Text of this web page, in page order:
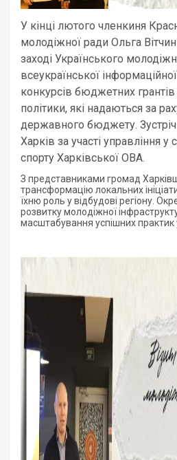
У кінці лютого членкиня
молодіжної ради Ольга
заході Українського
всеукраїнської
конкурсів бюджетних
полiтики, якi надаються за
державного бюджету. Зустріч
Харків за участі управління у
спорту Харківської ОВА.
З представниками громад
трансформацію локальних
їхню роль у відбудові регіону.
розвитку молодіжної
масштабування успішних практик